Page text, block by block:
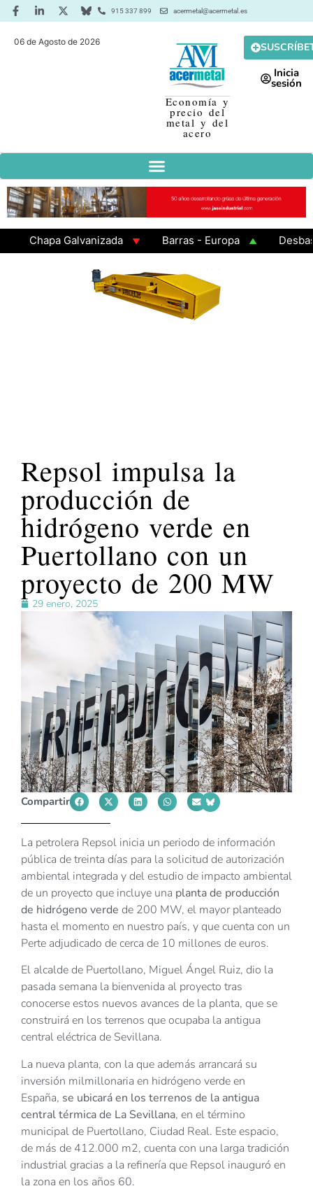
915 337 899 acermetal@acermetal.es
06 de Agosto de 2026
Economía y
precio del
metal y del
acero
Inicia
sesión
Chapa Galvanizada Barras - Europa
Desbaste
Repsol impulsa la
producción de
hidrógeno verde en
Puertollano con un
proyecto de 200 MW
29 enero, 2025
Compartir
La petrolera Repsol inicia un periodo de información
pública de treinta días para la solicitud de autorización
ambiental integrada y del estudio de impacto ambiental
de un proyecto que incluye una planta de producción
de hidrógeno verde de 200 MW, el mayor planteado
hasta el momento en nuestro país, y que cuenta con un
Perte adjudicado de cerca de 10 millones de euros.
El alcalde de Puertollano, Miguel Ángel Ruiz, dio la
pasada semana la bienvenida al proyecto tras
conocerse estos nuevos avances de la planta, que se
construirá en los terrenos que ocupaba la antigua
central eléctrica de Sevillana.
La nueva planta, con la que además arrancará su
inversión milmillonaria en hidrógeno verde en
España, se ubicará en los terrenos de la antigua
central térmica de La Sevillana, en el término
municipal de Puertollano, Ciudad Real. Este espacio,
de más de 412.000 m2, cuenta con una larga tradición
industrial gracias a la refinería que Repsol inauguró en
la zona en los años 60.